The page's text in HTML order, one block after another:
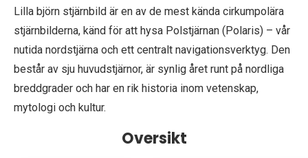
Lilla björn stjärnbild är en av de mest kända cirkumpolära
stjärnbilderna, känd för att hysa Polstjärnan (Polaris) – vår
nutida nordstjärna och ett centralt navigationsverktyg. Den
består av sju huvudstjärnor, är synlig året runt på nordliga
breddgrader och har en rik historia inom vetenskap,
mytologi och kultur.
Oversikt